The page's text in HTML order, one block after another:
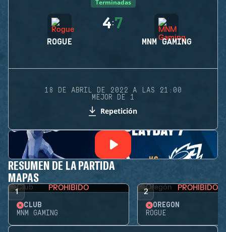
Terminadas
ROGUE
4:7
MNM GAMING
18 DE ABRIL DE 2022 A LAS 21:00
MEJOR DE 1
Repetición
RESUMEN DE LA PARTIDA
MAPAS
1 PROHIBIDO
CLUB
MNM GAMING
2 PROHIBIDO
OREGÓN
ROGUE